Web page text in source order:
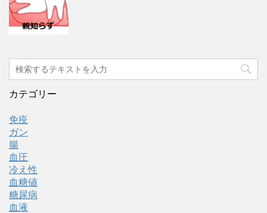
カテゴリー
免疫
ガン
腸
血圧
冷え性
血糖値
糖尿病
血液